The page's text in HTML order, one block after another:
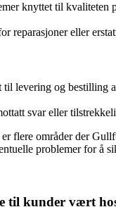
knyttet til
reparasjoner eller
levering og bestilling
svar eller
flere områder der
problemer for å
til kunder vært